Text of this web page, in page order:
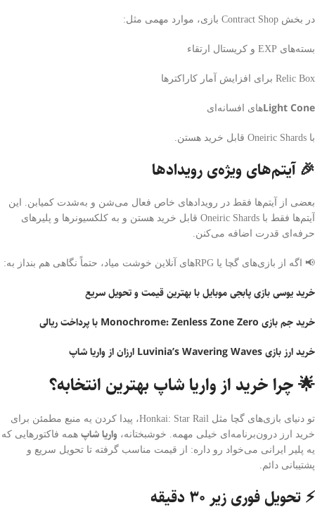
در بخش Contract Shop بازی، موارد مهمی مثل:
بسته‌های EXP و کریستال ارتقاء
Relic Box برای افزایش آمار کاراکترها
Light Coneهای افسانه‌ای
با Oneiric Shards قابل خرید هستن.
🎉 آیتم‌های ویژه‌ی رویدادها
بعضی از آیتم‌ها فقط در رویدادهای خاص فعال می‌شن و به‌شدت کمیابن. این
آیتم‌ها فقط با Oneiric Shards قابل خرید هستن و به کلکسیونرها و پلیرهای
حرفه‌ای قدرت اضافه می‌کنن.
📢 اگه از بازی‌های گچا یا RPGهای آنلاین خوشت میاد، حتماً نگاهی هم بنداز به:
خرید یوسی بازی پابجی موبایل با بهترین قیمت و تحویل سریع
خرید جم بازی Monochrome: Zenless Zone Zero با پرداخت ریالی
خرید ارز بازی Luvinia’s Wavering Waves ارزان از واریا شاپ
🌟 چرا خرید از واریا شاپ بهترین انتخابه؟
تو دنیای بازی‌های گچا مثل Honkai: Star Rail، پیدا کردن یه منبع مطمئن برای
خرید ارز درون‌برنامه‌ای خیلی مهمه. خوشبختانه، واریا شاپ همه فاکتورهایی که
یه پلیر ایرانی می‌خواد رو داره: از قیمت مناسب گرفته تا تحویل سریع و
پشتیبانی دائم.
⚡️ تحویل فوری زیر ۳۰ دقیقه